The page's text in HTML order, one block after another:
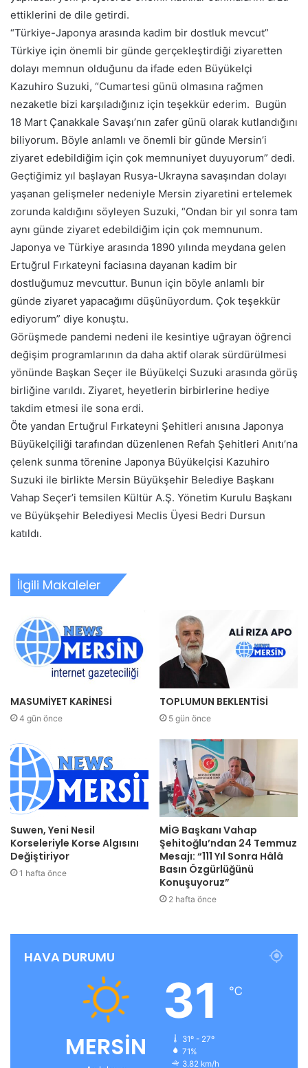
ettiklerini de dile getirdi.
“Türkiye-Japonya arasında kadim bir dostluk mevcut”
Türkiye için önemli bir günde gerçekleştirdiği ziyaretten
dolayı memnun olduğunu da ifade eden Büyükelçi
Kazuhiro Suzuki, “Cumartesi günü olmasına rağmen
nezaketle bizi karşıladığınız için teşekkür ederim. Bugün
18 Mart Çanakkale Savaşı’nın zafer günü olarak kutlandığını
biliyorum. Böyle anlamlı ve önemli bir günde Mersin’i
ziyaret edebildiğim için çok memnuniyet duyuyorum” dedi.
Geçtiğimiz yıl başlayan Rusya-Ukrayna savaşından dolayı
yaşanan gelişmeler nedeniyle Mersin ziyaretini ertelemek
zorunda kaldığını söyleyen Suzuki, “Ondan bir yıl sonra tam
aynı günde ziyaret edebildiğim için çok memnunum.
Japonya ve Türkiye arasında 1890 yılında meydana gelen
Ertuğrul Fırkateyni faciasına dayanan kadim bir
dostluğumuz mevcuttur. Bunun için böyle anlamlı bir
günde ziyaret yapacağımı düşünüyordum. Çok teşekkür
ediyorum” diye konuştu.
Görüşmede pandemi nedeni ile kesintiye uğrayan öğrenci
değişim programlarının da daha aktif olarak sürdürülmesi
yönünde Başkan Seçer ile Büyükelçi Suzuki arasında görüş
birliğine varıldı. Ziyaret, heyetlerin birbirlerine hediye
takdim etmesi ile sona erdi.
Öte yandan Ertuğrul Fırkateyni Şehitleri anısına Japonya
Büyükelçiliği tarafından düzenlenen Refah Şehitleri Anıtı’na
çelenk sunma törenine Japonya Büyükelçisi Kazuhiro
Suzuki ile birlikte Mersin Büyükşehir Belediye Başkanı
Vahap Seçer’i temsilen Kültür A.Ş. Yönetim Kurulu Başkanı
ve Büyükşehir Belediyesi Meclis Üyesi Bedri Dursun
katıldı.
İlgili Makaleler
MASUMİYET KARİNESİ
4 gün önce
TOPLUMUN BEKLENTİSİ
5 gün önce
Suwen, Yeni Nesil
Korseleriyle Korse Algısını
Değiştiriyor
1 hafta önce
MİG Başkanı Vahap
Şehitoğlu’ndan 24 Temmuz
Mesajı: “111 Yıl Sonra Hâlâ
Basın Özgürlüğünü
Konuşuyoruz”
2 hafta önce
HAVA DURUMU
MERSİN
31 ℃
31º - 27º
71%
3.82 km/h